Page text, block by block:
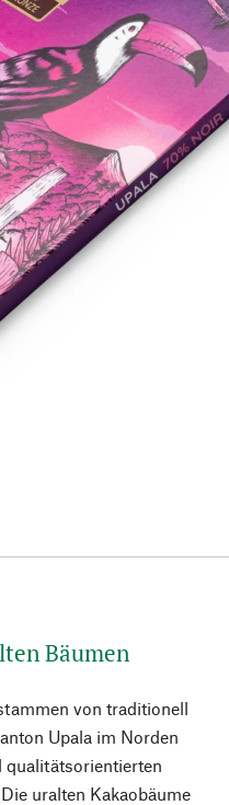
Bäumen
von traditionell
Upala im Norden
qualitätsorientierten
uralten Kakaobäume